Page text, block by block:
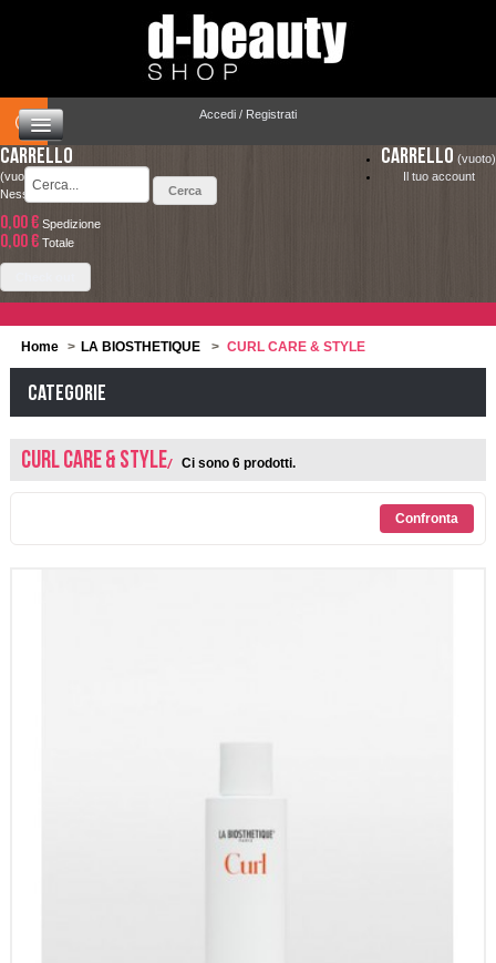
Accedi / Registrati
Carrello (vuoto)
Il tuo account
Carrello
(vuoto)
Nessun prodotto
0,00 € Spedizione
0,00 € Totale
HOME
VISO E CORPO
SOLARI
UOMO
LA SPEDIZIONE COSTA SOLO 4.90 € ED È
COMPLETAMENTE GRATUITA PER ORDINI
Home > LA BIOSTHETIQUE > CURL CARE & STYLE
Categorie
CURL CARE & STYLE Ci sono 6 prodotti.